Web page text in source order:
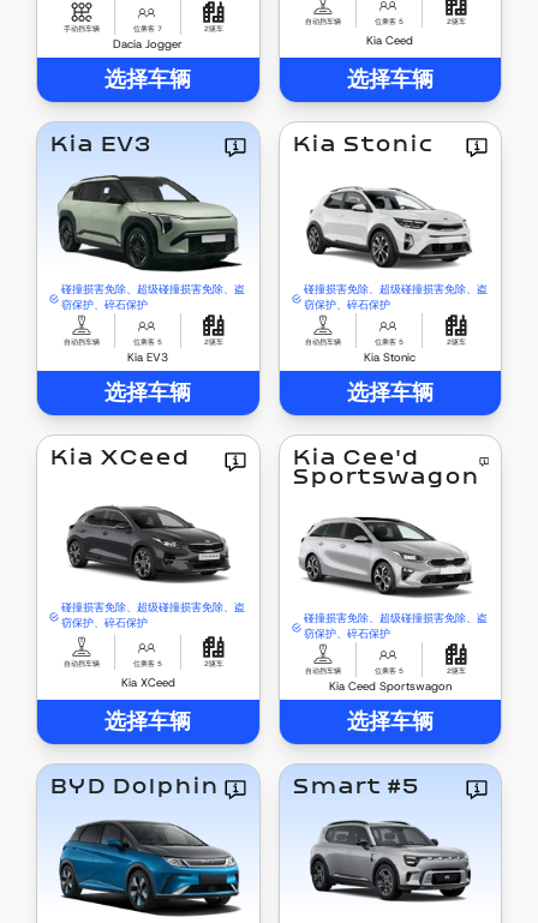
手动挡车辆 位乘客 7 2驱车
Dacia Jogger
选择车辆
自动挡车辆 位乘客 5 2驱车
Kia Ceed
选择车辆
Kia EV3
碰撞损害免除、超级碰撞损害免除、盗
窃保护、碎石保护
自动挡车辆 位乘客 5 2驱车
Kia EV3
选择车辆
Kia Stonic
碰撞损害免除、超级碰撞损害免除、盗
窃保护、碎石保护
自动挡车辆 位乘客 5 2驱车
Kia Stonic
选择车辆
Kia XCeed
碰撞损害免除、超级碰撞损害免除、盗
窃保护、碎石保护
自动挡车辆 位乘客 5 2驱车
Kia XCeed
选择车辆
Kia Cee'd
Sportswagon
碰撞损害免除、超级碰撞损害免除、盗
窃保护、碎石保护
自动挡车辆 位乘客 5 2驱车
Kia Ceed Sportswagon
选择车辆
BYD Dolphin Smart #5